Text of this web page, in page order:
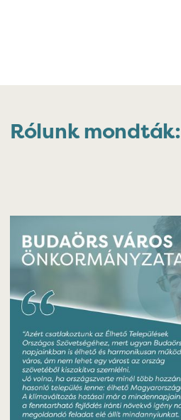
Rólunk mondták: